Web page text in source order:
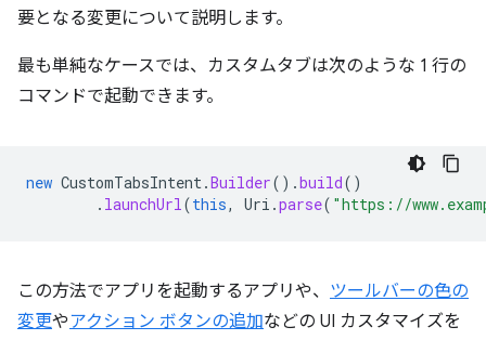
要となる変更について説明します。
最も単純なケースでは、カスタムタブは次のような 1 行の
コマンドで起動できます。
new CustomTabsIntent.Builder().build()
. launchUrl(this, Uri .parse( "https://
この方法でアプリを起動するアプリや、 ツールバーの色の
変更やアクション ボタンの追加などの UI カスタマイズを